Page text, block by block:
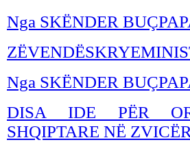
Nga SKËNDER
Nga SKËNDER BU
DISA IDE PËR
SHQIPTARE NË